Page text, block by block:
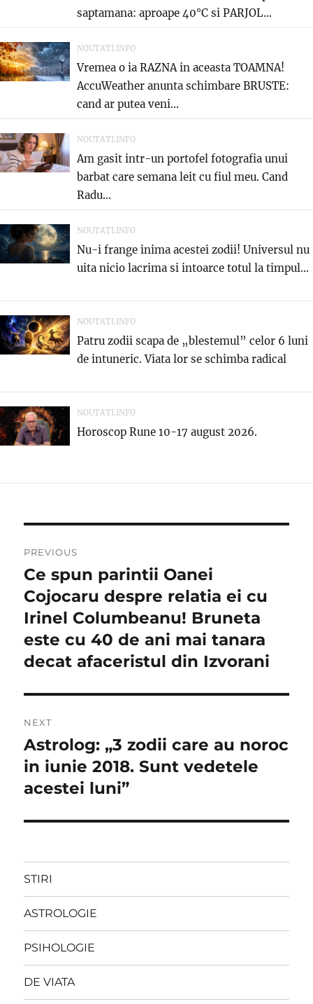
saptamana: aproape 40°C si PARJOL...
NOUTATI.INFO
Vremea o ia RAZNA in aceasta TOAMNA!
AccuWeather anunta schimbare BRUSTE:
cand ar putea veni...
NOUTATI.INFO
Am gasit intr-un portofel fotografia unui
barbat care semana leit cu fiul meu. Cand
Radu...
NOUTATI.INFO
Nu-i frange inima acestei zodii! Universul nu
uita nicio lacrima si intoarce totul la timpul...
NOUTATI.INFO
Patru zodii scapa de „blestemul” celor 6 luni
de intuneric. Viata lor se schimba radical
NOUTATI.INFO
Horoscop Rune 10-17 august 2026.
în
articole
PREVIOUS
Previous
post:
Ce spun parintii Oanei
Cojocaru despre relatia ei cu
Irinel Columbeanu! Bruneta
este cu 40 de ani mai tanara
decat afaceristul din Izvorani
NEXT
Next
post:
Astrolog: „3 zodii care au noroc
in iunie 2018. Sunt vedetele
acestei luni”
STIRI
ASTROLOGIE
PSIHOLOGIE
DE VIATA